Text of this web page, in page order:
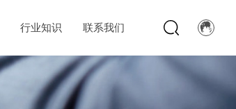
行业知识 联系我们